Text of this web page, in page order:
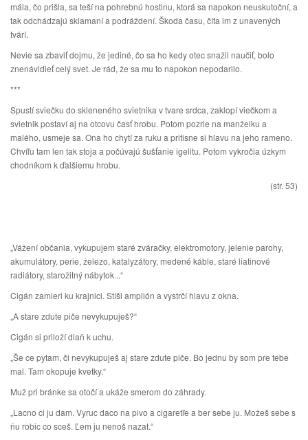
mála, čo prišla, sa teší na pohrebnú hostinu, ktorá sa napokon neuskutoční, a
tak odchádzajú sklamaní a podráždení. Škoda času, číta im z unavených
tvárí.
Nevie sa zbaviť dojmu, že jediné, čo sa ho kedy otec snažil naučiť, bolo
znenávidieť celý svet. Je rád, že sa mu to napokon nepodarilo.
***
Spustí sviečku do skleneného svietnika v tvare srdca, zaklopí viečkom a
svietnik postaví aj na otcovu časť hrobu. Potom pozrie na manželku a
malého, usmeje sa. Ona ho chytí za ruku a pritisne si hlavu na jeho rameno.
Chvíľu tam len tak stoja a počúvajú šušťanie igelitu. Potom vykročia úzkym
chodníkom k ďalšiemu hrobu.
(str. 53)
„Vážení občania, vykupujem staré zváračky, elektromotory, jelenie parohy,
akumulátory, perie, železo, katalyzátory, medené káble, staré liatinové
radiátory, starožitný nábytok...“
Cigán zamieri ku krajnici. Stíši amplión a vystrčí hlavu z okna.
„A stare zdute piče nevykupuješ?“
Cigán si priloží dlaň k uchu.
„Še ce pytam, či nevykupuješ aj stare zdute piče. Bo jednu by som pre tebe
mal. Tam okopuje kvetky.“
Muž pri bránke sa otočí a ukáže smerom do záhrady.
„Lacno ci ju dam. Vyruc daco na pivo a cigaretľe a ber sebe ju. Možeš sebe s
ňu robic co sceš. Ľem ju nenoš nazat.“